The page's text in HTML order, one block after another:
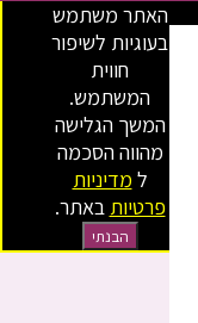
האתר משתמש
בעוגיות לשיפור
חווית
המשתמש.
המשך הגלישה
מהווה הסכמה
ל מדיניות
פרטיות באתר.
הבנתי